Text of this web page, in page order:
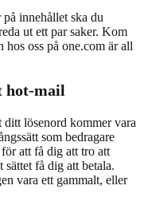
innehållet ska du
ut ett par saker. Kom
hos oss på one.com är all
hot-mail
lösenord kommer vara
som bedragare
att få dig att tro att
få dig att betala.
vara ett gammalt, eller